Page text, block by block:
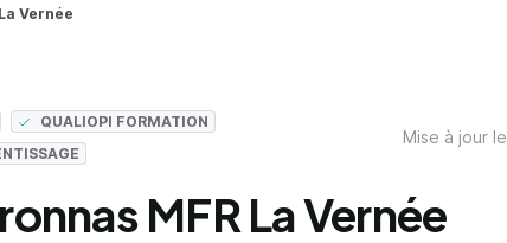
Vernée
QUALIOPI FORMATION
Mise à jour le
MFR La Vernée